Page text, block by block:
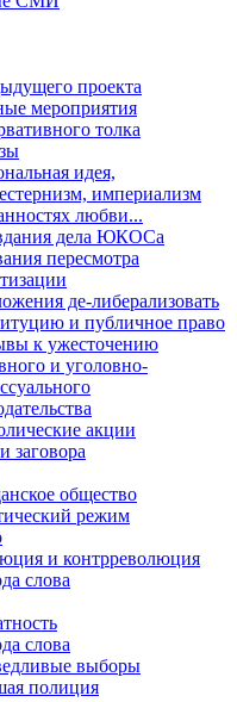
проекта
мероприятия
толка
идея,
империализм
любви...
дела ЮКОСа
пересмотра
де-либерализовать
и публичное право
к ужесточению
и уголовно-
акции
заговора
общество
режим
и контрреволюция
слова
слова
выборы
полиция